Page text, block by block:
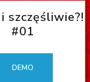
szczęśliwie?!
#01
DEMO